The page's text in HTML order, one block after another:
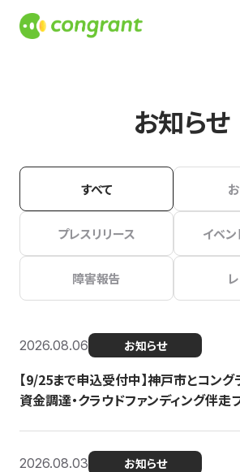
お知らせ
すべて
プレスリリース イベン
障害報告
2026.08.06 お知らせ
【9/25まで申込受付中】神戸市とコン
資金調達・クラウドファンディング伴走
2026.08.03 お知らせ